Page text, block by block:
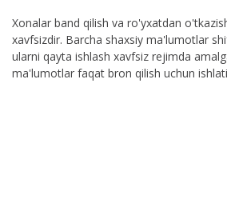
Xonalar band qilish va ro'yxatdan
xavfsizdir. Barcha shaxsiy ma'lumotlar
ularni qayta ishlash xavfsiz rejimda
ma'lumotlar faqat bron qilish uchun